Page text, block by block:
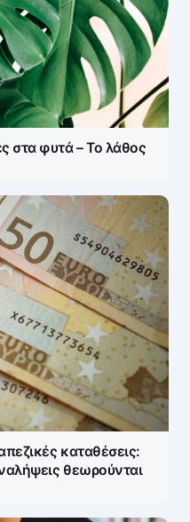
στα φυτά – Το λάθος
καταθέσεις:
θεωρούνται